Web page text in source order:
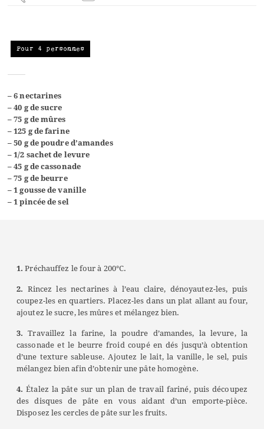
Pour 4 personnes
– 6 nectarines
–40 g de sucre
–75 g de mûres
–125 g de farine
–50 g de poudre d’amandes
–1/2 sachet de levure
–45 g de cassonade
–75 g de beurre
–1 gousse de vanille
–1 pincée de sel
1.Préchauffez le four à 200°C.
2. Rincez les nectarines à l’eau claire, dénoyautez-les, puis
coupez-les en quartiers. Placez-les dans un plat allant au four,
ajoutez le sucre, les mûres et mélangez bien.
3.Travaillez la farine, la poudre d’amandes, la levure, la
cassonade et le beurre froid coupé en dés jusqu’à obtention
d’une texture sableuse. Ajoutez le lait, la vanille, le sel, puis
mélangez bien afin d’obtenir une pâte homogène.
4.Étalez la pâte sur un plan de travail fariné, puis découpez
des disques de pâte en vous aidant d’un emporte-pièce.
Disposez les cercles de pâte sur les fruits.